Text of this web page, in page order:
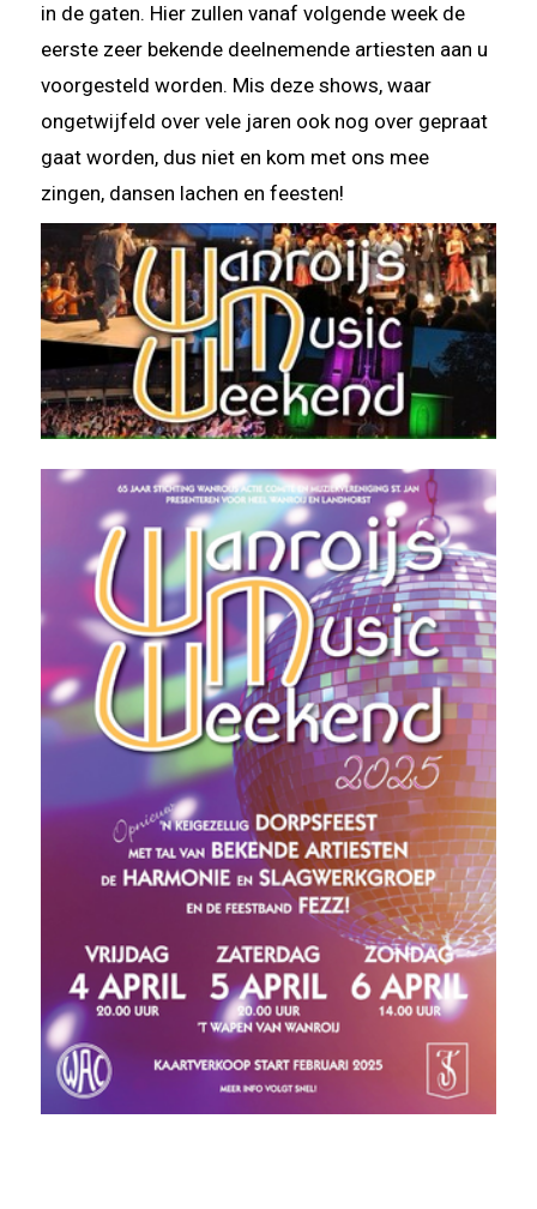
in de gaten. Hier zullen vanaf volgende week de
eerste zeer bekende deelnemende artiesten aan u
voorgesteld worden. Mis deze shows, waar
ongetwijfeld over vele jaren ook nog over gepraat
gaat worden, dus niet en kom met ons mee
zingen, dansen lachen en feesten!